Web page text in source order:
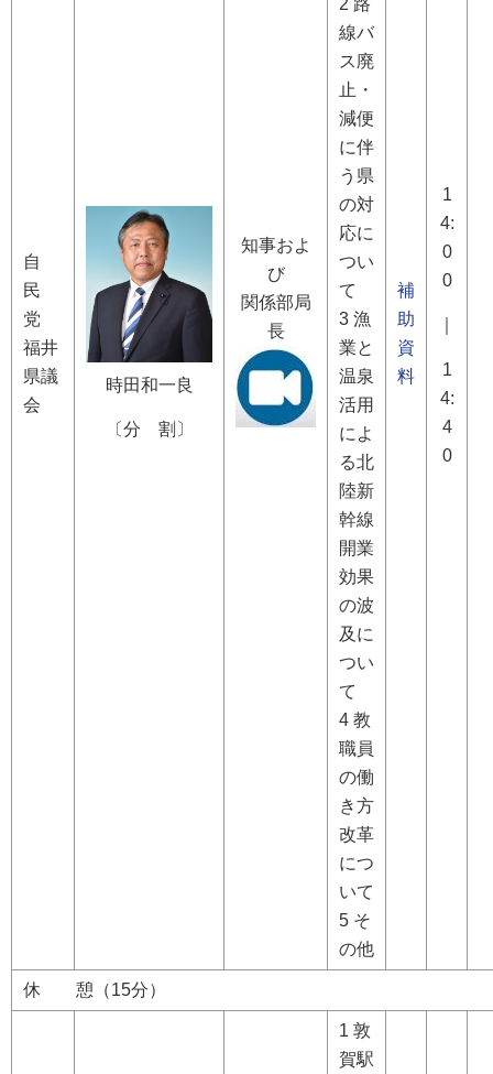
自
民
党
福井
県議
会
時田和一良
〔分 割〕
知事およ
び
関係部局
長
線バ
ス廃
止・
減便
に伴
う県
の対
応に
つい
て
3 漁
業と
温泉
活用
によ
る北
陸新
幹線
開業
効果
の波
及に
つい
て
4 教
職員
の働
き方
改革
につ
いて
5 そ
の他
補
助
資
料
1
4:
0
0
1
4:
4
0
休 憩（15分）
1 敦
賀駅